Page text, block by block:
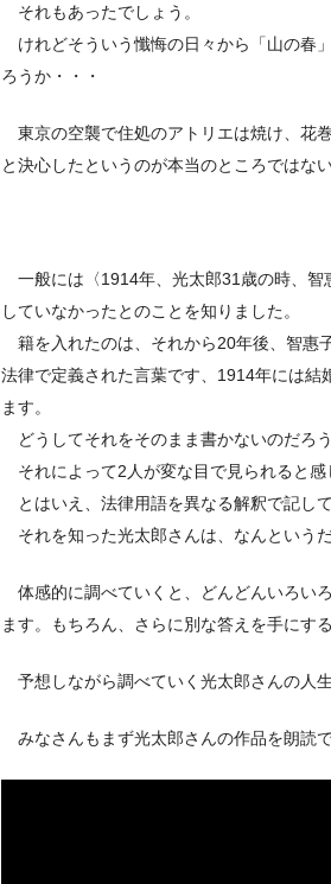
それもあったでしょう。
けれどそういう懺悔の日々から「山の春
ろうか・・・
東京の空襲で住処のアトリエは焼け、花
と決心したというのが本当のところではない
一般には〈1914年、光太郎31歳の時、智
していなかったとのことを知りました。
籍を入れたのは、それから20年後、智惠
法律で定義された言葉です、1914年には結
ます。
どうしてそれをそのまま書かないのだろ
それによって2人が変な目で見られると感
とはいえ、法律用語を異なる解釈で記して
それを知った光太郎さんは、なんという
体感的に調べていくと、どんどんいろい
ます。もちろん、さらに別な答えを手にす
予想しながら調べていく光太郎さんの人
みなさんもまず光太郎さんの作品を朗読